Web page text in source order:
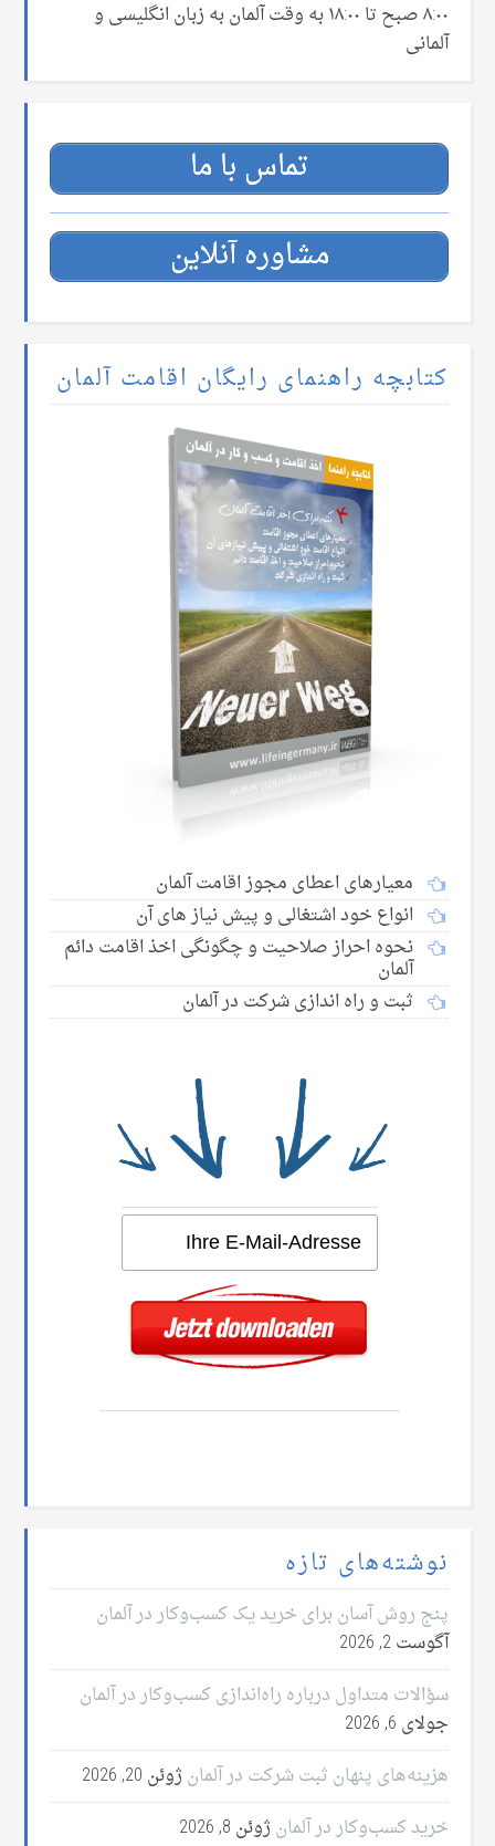
۸:۰۰ صبح تا ۱۸:۰۰ به وقت آلمان به زبان انگلیسی و
آلمانی
تماس با ما
مشاوره آنلاین
کتابچه راهنمای رایگان اقامت آلمان
معیارهای اعطای مجوز اقامت آلمان
انواع خود اشتغالی و پیش نیاز های آن
نحوه احراز صلاحیت و چگونگی اخذ اقامت دائم
آلمان
ثبت و راه اندازی شرکت در آلمان
نوشته‌های تازه
پنج روش آسان برای خرید یک کسب‌وکار در آلمان
آگوست 2, 2026
سؤالات متداول درباره راه‌اندازی کسب‌وکار در آلمان
جولای 6, 2026
هزینه‌های پنهان ثبت شرکت در آلمان ژوئن 20, 2026
خرید کسب‌وکار در آلمان ژوئن 8, 2026